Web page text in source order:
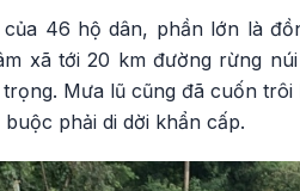
46 hộ dân, phần lớn là
xã tới 20 km đường rừng
Mưa lũ cũng đã cuốn
phải di dời khẩn cấp.